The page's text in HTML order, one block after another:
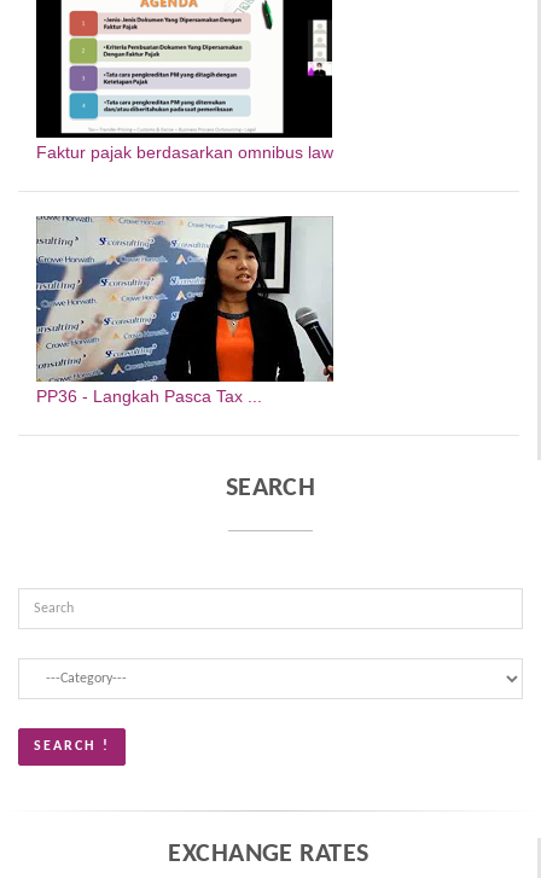
Faktur pajak berdasarkan omnibus law
PP36 - Langkah Pasca Tax ...
SEARCH
EXCHANGE RATES